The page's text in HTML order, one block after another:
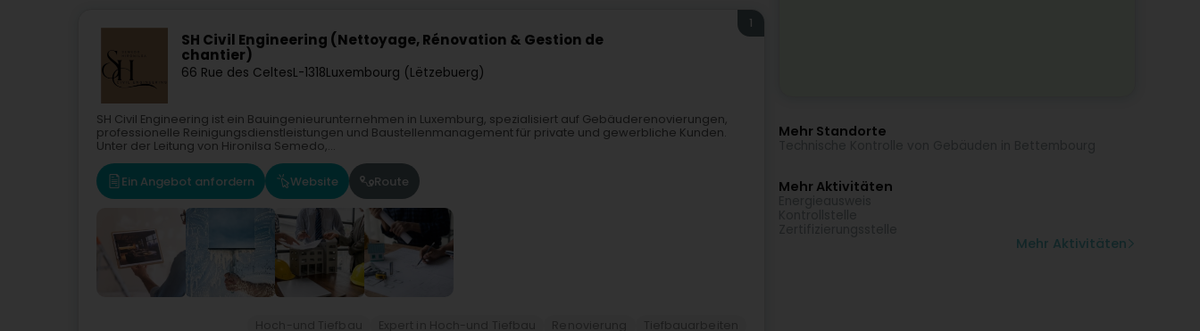
SH Civil Engineering (Nettoyage, Rénovation & Gestion de
chantier)
66 Rue des CeltesL-1318Luxembourg (Lëtzebuerg)
1
SH Civil Engineering ist ein Bauingenieurunternehmen in Luxemburg, spezialisiert auf Gebäuderenovierungen,
professionelle Reinigungsdienstleistungen und Baustellenmanagement für private und gewerbliche Kunden.
Unter der Leitung von Hironilsa Semedo,...
Ein Angebot anfordern Website Route
Mehr Standorte
Mehr Aktivitäten
Mehr Aktivitäten